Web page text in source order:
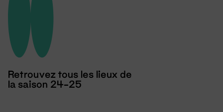
Retrouvez tous les lieux de
la saison 24-25